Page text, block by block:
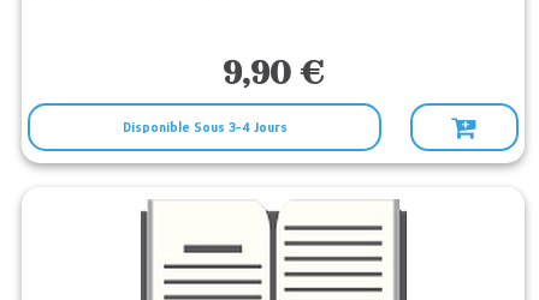
9,90 €
Disponible Sous 3-4 Jours